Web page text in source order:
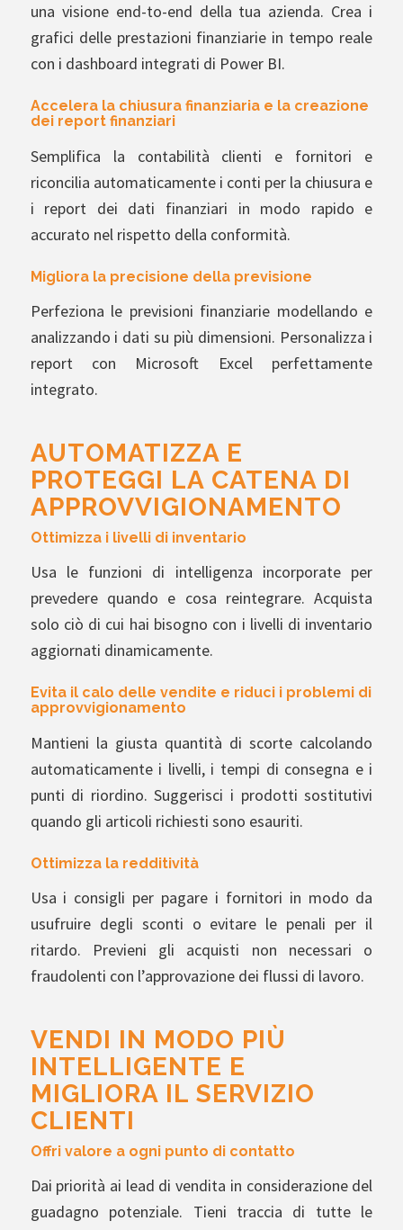
una visione end-to-end della tua azienda. Crea i
grafici delle prestazioni finanziarie in tempo reale
con i dashboard integrati di Power BI.
Accelera la chiusura finanziaria e la creazione
dei report finanziari
Semplifica la contabilità clienti e fornitori e
riconcilia automaticamente i conti per la chiusura e
i report dei dati finanziari in modo rapido e
accurato nel rispetto della conformità.
Migliora la precisione della previsione
Perfeziona le previsioni finanziarie modellando e
analizzando i dati su più dimensioni. Personalizza i
report con Microsoft Excel perfettamente
integrato.
AUTOMATIZZA E
PROTEGGI LA CATENA DI
APPROVVIGIONAMENTO
Ottimizza i livelli di inventario
Usa le funzioni di intelligenza incorporate per
prevedere quando e cosa reintegrare. Acquista
solo ciò di cui hai bisogno con i livelli di inventario
aggiornati dinamicamente.
Evita il calo delle vendite e riduci i problemi di
approvvigionamento
Mantieni la giusta quantità di scorte calcolando
automaticamente i livelli, i tempi di consegna e i
punti di riordino. Suggerisci i prodotti sostitutivi
quando gli articoli richiesti sono esauriti.
Ottimizza la redditività
Usa i consigli per pagare i fornitori in modo da
usufruire degli sconti o evitare le penali per il
ritardo. Previeni gli acquisti non necessari o
fraudolenti con l’approvazione dei flussi di lavoro.
VENDI IN MODO PIÙ
INTELLIGENTE E
MIGLIORA IL SERVIZIO
CLIENTI
Offri valore a ogni punto di contatto
Dai priorità ai lead di vendita in considerazione del
guadagno potenziale. Tieni traccia di tutte le